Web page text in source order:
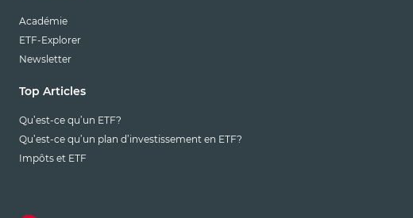
Académie
ETF-Explorer
Newsletter
Top Articles
Qu’est-ce qu’un ETF?
Qu’est-ce qu’un plan d’investissement en ETF?
Impôts et ETF